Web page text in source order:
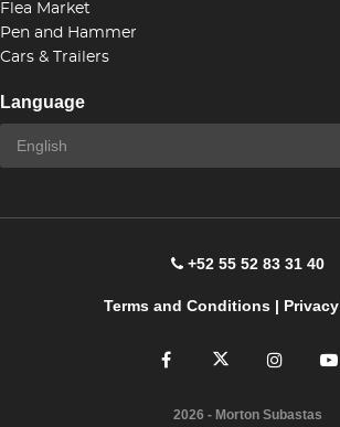
Flea Market
Pen and Hammer
Cars & Trailers
Language
+52 55 52 83 31 40
Terms and Conditions|
2026 - Morton Subastas